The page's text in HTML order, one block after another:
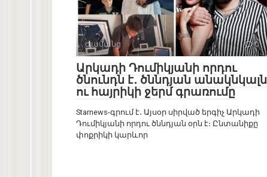
Ժամանց 0
Արկադի Դումիկյանի որդու
ծնունդն է․ ծննդյան անակնկալն
ու հայրիկի ջերմ գրառումը
Starnews-գրում է․ Այսօր սիրված երգիչ Արկադի
Դումիկյանի որդու ծննդյան օրն է։ Ընտանիքը
փոքրիկի կարևոր